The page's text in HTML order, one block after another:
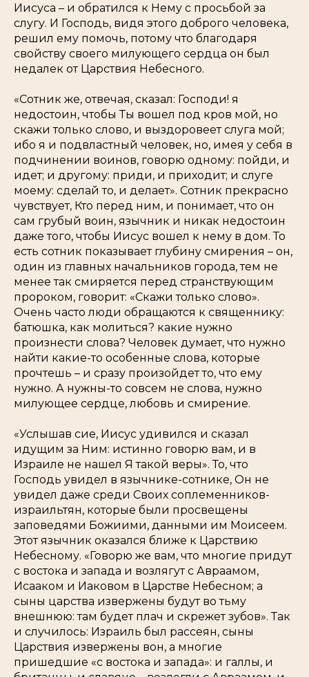
Иисуса – и обратился к Нему с просьбой за
слугу. И Господь, видя этого доброго человека,
решил ему помочь, потому что благодаря
свойству своего милующего сердца он был
недалек от Царствия Небесного.
«Сотник же, отвечая, сказал: Господи! я
недостоин, чтобы Ты вошел под кров мой, но
скажи только слово, и выздоровеет слуга мой;
ибо я и подвластный человек, но, имея у себя в
подчинении воинов, говорю одному: пойди, и
идет; и другому: приди, и приходит; и слуге
моему: сделай то, и делает». Сотник прекрасно
чувствует, Кто перед ним, и понимает, что он
сам грубый воин, язычник и никак недостоин
даже того, чтобы Иисус вошел к нему в дом. То
есть сотник показывает глубину смирения – он,
один из главных начальников города, тем не
менее так смиряется перед странствующим
пророком, говорит: «Скажи только слово».
Очень часто люди обращаются к священнику:
батюшка, как молиться? какие нужно
произнести слова? Человек думает, что нужно
найти какие-то особенные слова, которые
прочтешь – и сразу произойдет то, что ему
нужно. А нужны-то совсем не слова, нужно
милующее сердце, любовь и смирение.
«Услышав сие, Иисус удивился и сказал
идущим за Ним: истинно говорю вам, и в
Израиле не нашел Я такой веры». То, что
Господь увидел в язычнике-сотнике, Он не
увидел даже среди Своих соплеменников-
израильтян, которые были просвещены
заповедями Божиими, данными им Моисеем.
Этот язычник оказался ближе к Царствию
Небесному. «Говорю же вам, что многие придут
с востока и запада и возлягут с Авраамом,
Исааком и Иаковом в Царстве Небесном; а
сыны царства извержены будут во тьму
внешнюю: там будет плач и скрежет зубов». Так
и случилось: Израиль был рассеян, сыны
Царствия извержены вон, а многие
пришедшие «с востока и запада»: и галлы, и